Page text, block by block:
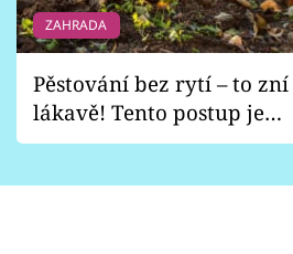
ZAHRADA
Pěstování bez rytí – to zní
lákavě! Tento postup je
vhodný jen pro některé